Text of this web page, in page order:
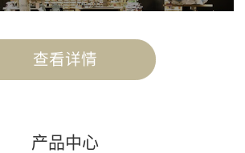
查看详情
产品中心